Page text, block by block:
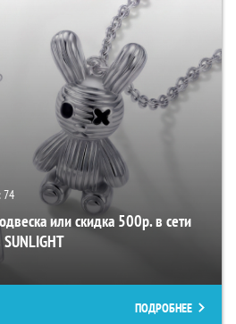
74
или скидка 500р. в сети
ПОДРОБНЕЕ